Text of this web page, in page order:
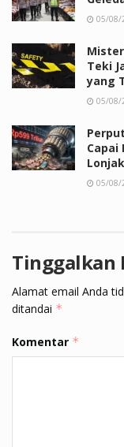
05/08/
Teki
yang
05/08/
Capai
05/08/
Tinggalkan
Alamat email Anda
ditandai *
Komentar *